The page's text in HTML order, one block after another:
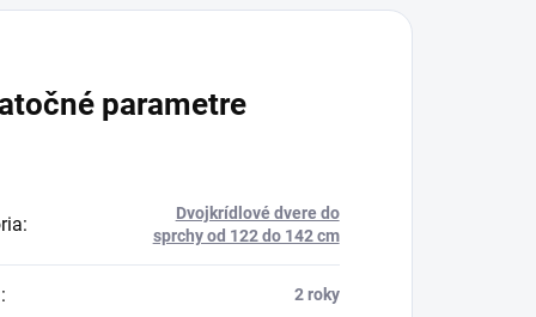
parametre
:
Dvojkrídlové dvere do
sprchy od 122 do 142 cm
: 2 roky